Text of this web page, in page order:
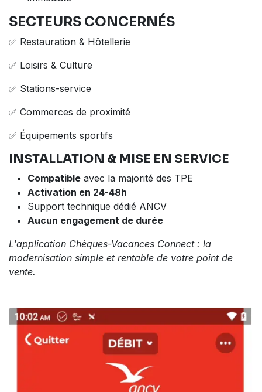
SECTEURS CONCERNÉS
✅ Restauration & Hôtellerie
✅ Loisirs & Culture
✅ Stations-service
✅ Commerces de proximité
✅ Équipements sportifs
INSTALLATION & MISE EN SERVICE
Compatible avec la majorité des TPE
Activation en 24-48h
Support technique dédié ANCV
Aucun engagement de durée
L'application Chèques-Vacances Connect : la
modernisation simple et rentable de votre point de
vente.